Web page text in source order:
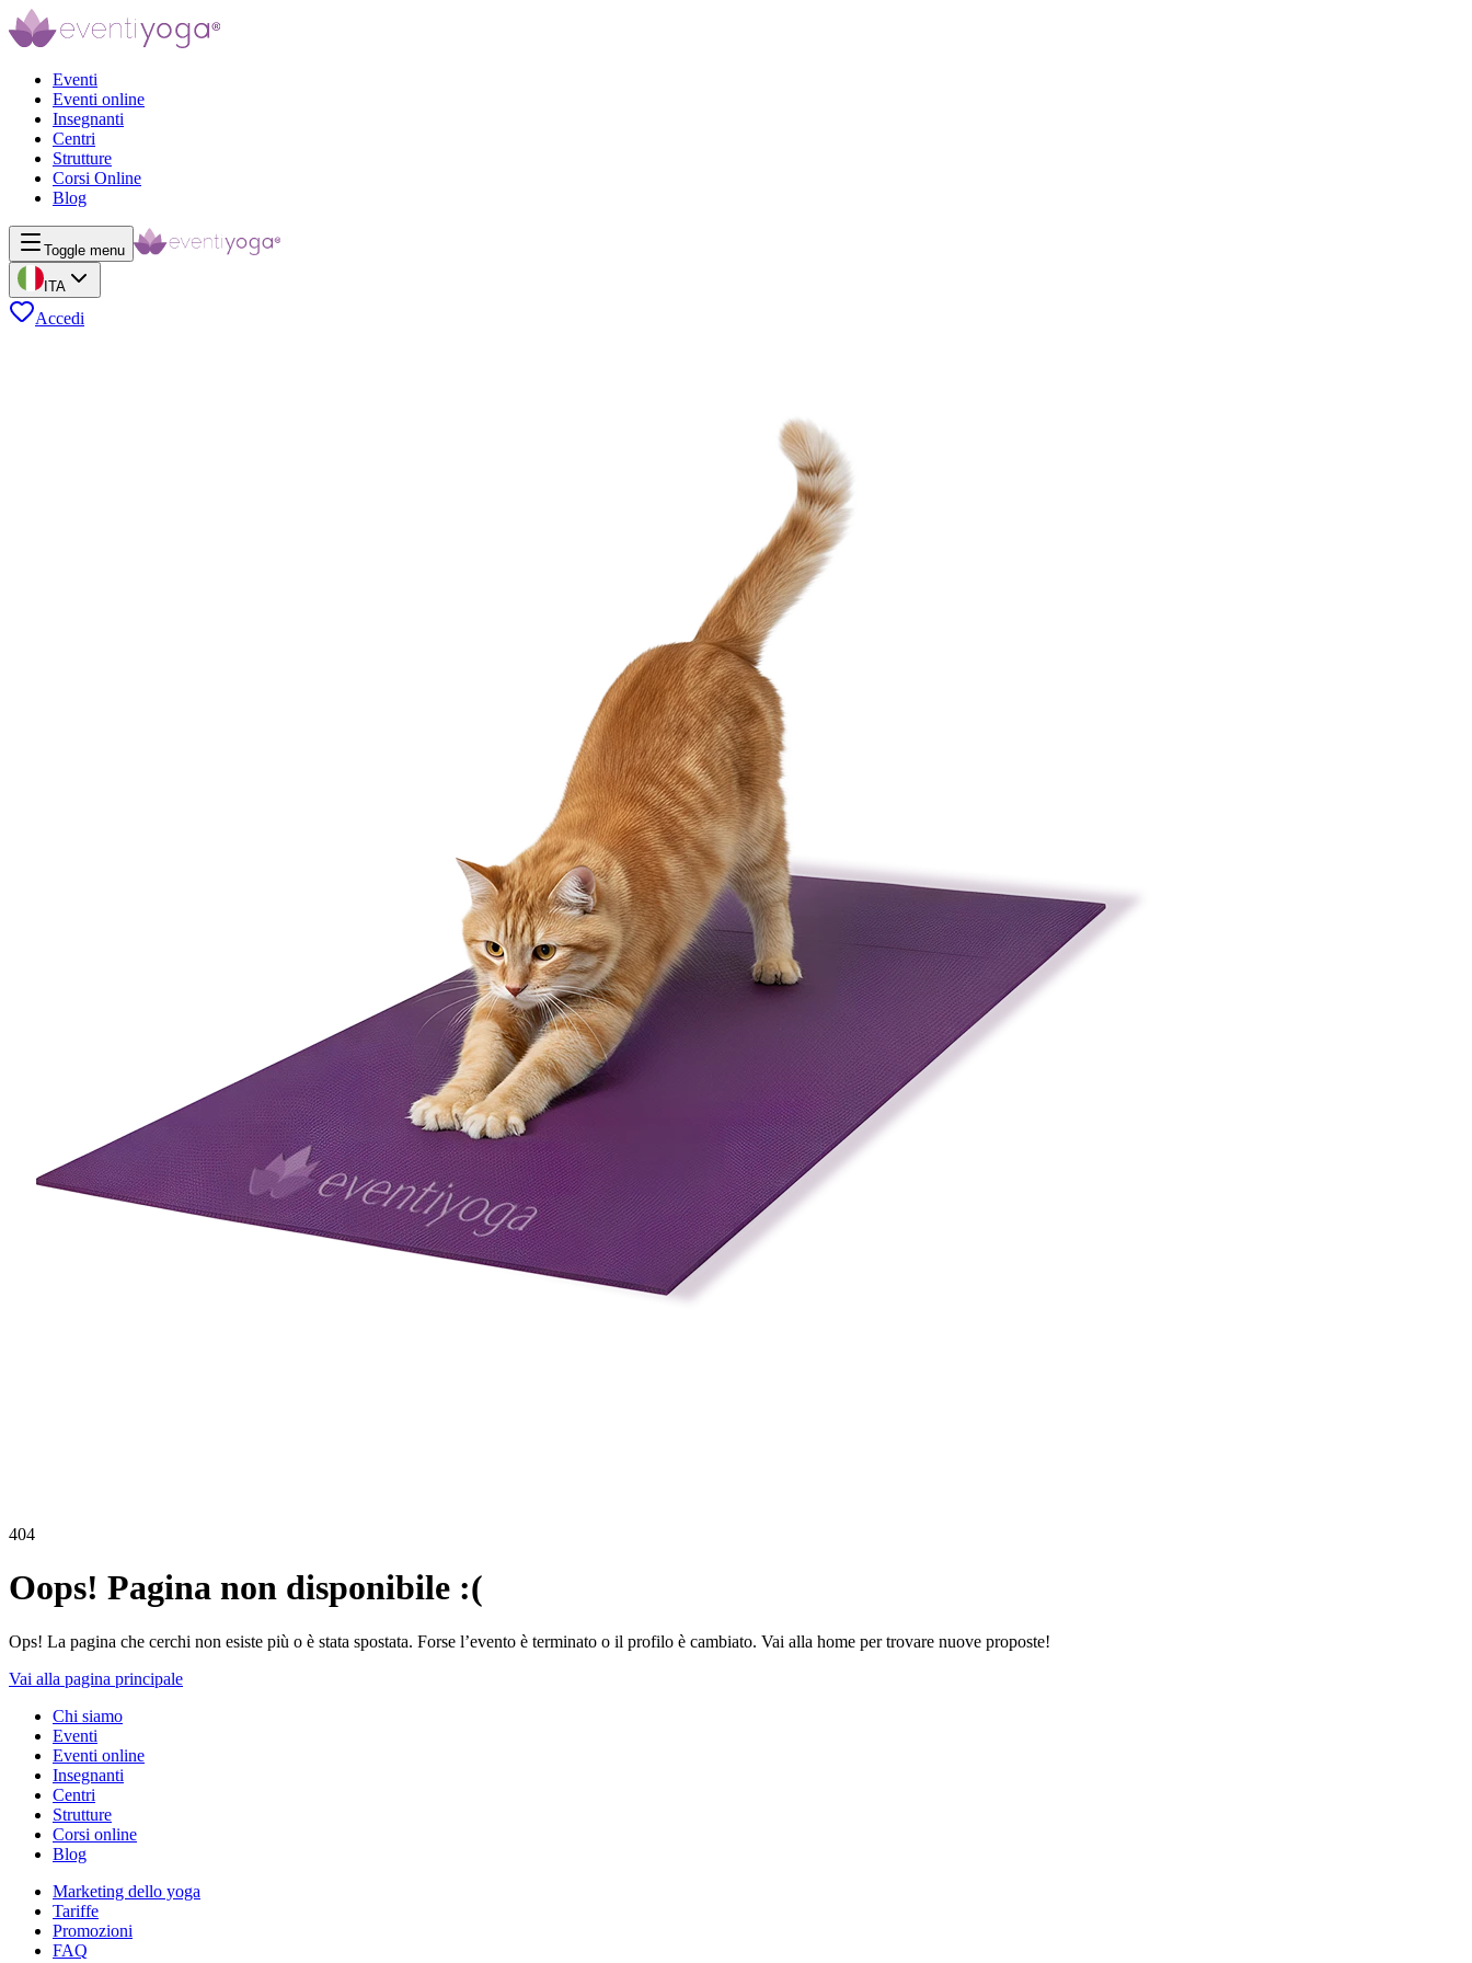
Eventi
Eventi online
Insegnanti
Centri
Strutture
Corsi Online
Blog
Toggle menu
ITA
Accedi
404
Oops! Pagina non disponibile :(
Ops! La pagina che cerchi non esiste più o è stata spostata. Forse l’evento è terminato o il profilo è cambiato. Vai alla home per trovare nuove proposte!
Vai alla pagina principale
Chi siamo
Eventi
Eventi online
Insegnanti
Centri
Strutture
Corsi online
Blog
Marketing dello yoga
Tariffe
Promozioni
FAQ